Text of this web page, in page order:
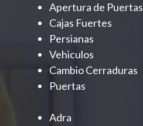
Apertura de Puertas
Cajas Fuertes
Persianas
Vehiculos
Cambio Cerraduras
Puertas
Adra